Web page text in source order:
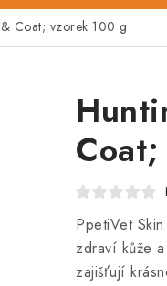
Coat; vzorek 100 g
PpetiVet
zdraví kůže
zajišťují